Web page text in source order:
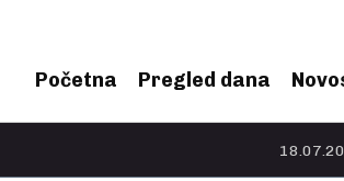
Početna Pregled dana
18.07.2026,